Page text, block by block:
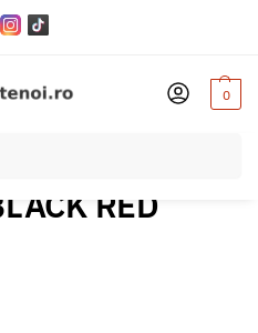
0
BLACK RED INSIDE
RED